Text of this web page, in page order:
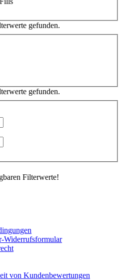
gefunden.
gefunden.
Filterwerte!
Widerrufsformular
von Kundenbewertungen